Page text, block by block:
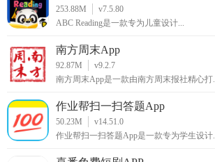
253.88M
v7.5.80
ABC Reading是一款专为儿童设计...
南方周末App
92.87M
v9.2.7
南方周末App是一款由南方周末报社精心打...
作业帮扫一扫答题App
50.23M
v14.51.0
作业帮扫一扫答题App是一款专为学生设计...